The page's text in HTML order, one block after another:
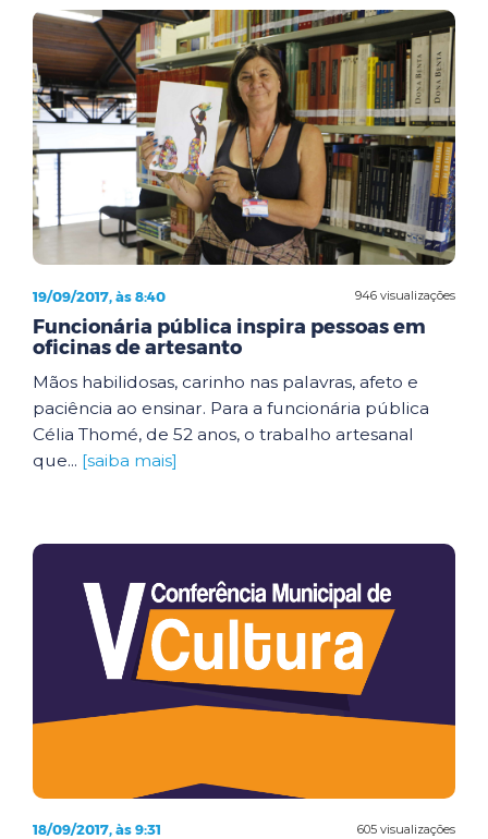
946 visualizações
19/09/2017, às 8:40
Funcionária pública inspira pessoas em
oficinas de artesanto
Mãos habilidosas, carinho nas palavras, afeto e
paciência ao ensinar. Para a funcionária pública
Célia Thomé, de 52 anos, o trabalho artesanal
que... [saiba mais]
605 visualizações
18/09/2017, às 9:31